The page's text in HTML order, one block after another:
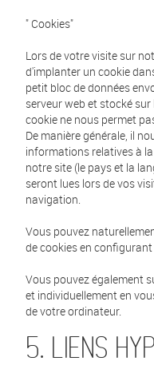
" Cookies"
Lors de votre visite sur
d'implanter un cookie
petit bloc de données
serveur web et stocké
cookie ne nous permet
De manière générale, il
informations relatives à
notre site (le pays et la
seront lues lors de vos
navigation.
Vous pouvez
de cookies en
Vous pouvez également
et individuellement en
de votre ordinateur.
5. LIENS